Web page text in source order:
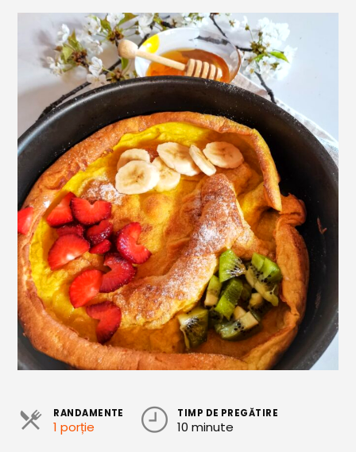
Băuturi calde
Băuturi reci
Cocktail-uri
Smoothies
Ceva Dulce
Biscuiți, Bomboane și
Fursecuri
Brioșe și Checuri
Budinci, Jeleuri și Sufleuri
Cheesecake
Cozonaci
Deserturi Sănătoase
Plăcinte, Tarte și Rulade
Torturi
Conserve
RANDAMENTE
1 porție
TIMP DE PREGĂTIRE
10 minute